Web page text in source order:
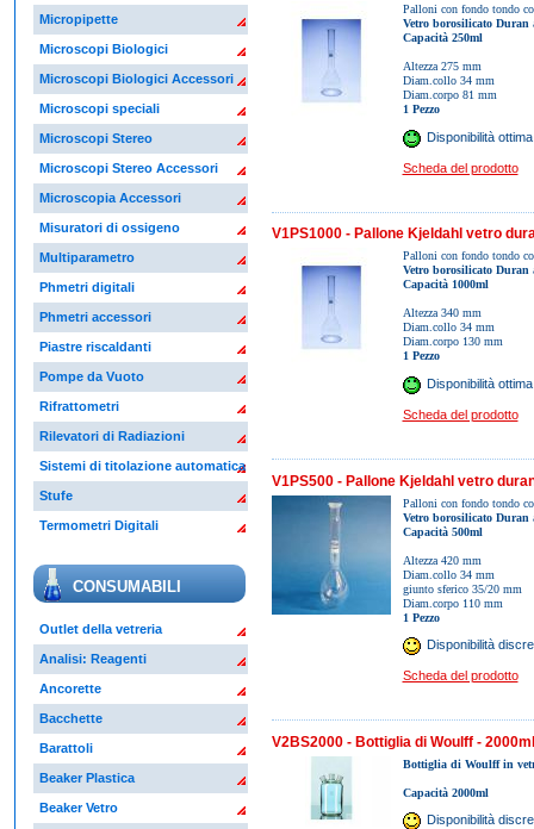
Micropipette
Microscopi Biologici
Microscopi Biologici Accessori
Microscopi speciali
Microscopi Stereo
Microscopi Stereo Accessori
Microscopia Accessori
Misuratori di ossigeno
Multiparametro
Phmetri digitali
Phmetri accessori
Piastre riscaldanti
Pompe da Vuoto
Rifrattometri
Rilevatori di Radiazioni
Sistemi di titolazione automatica
Stufe
Termometri Digitali
CONSUMABILI
Outlet della vetreria
Analisi: Reagenti
Ancorette
Bacchette
Barattoli
Beaker Plastica
Beaker Vetro
Palloni con fondo tondo
Vetro borosilicato Duran
Capacità 250ml
Altezza 275 mm
Diam.collo 34 mm
Diam.corpo 81 mm
1 Pezzo
Disponibilità ottima
Scheda del prodotto
V1PS1000 - Pallone Kjeldahl vetro
Palloni con fondo tondo
Vetro borosilicato Duran
Capacità 1000ml
Altezza 340 mm
Diam.collo 34 mm
Diam.corpo 130 mm
1 Pezzo
Disponibilità ottima
Scheda del prodotto
V1PS500 - Pallone Kjeldahl vetro
Palloni con fondo tondo
Vetro borosilicato Duran
Capacità 500ml
Altezza 420 mm
Diam.collo 34 mm
giunto sferico 35/20 mm
Diam.corpo 110 mm
1 Pezzo
Disponibilità
Scheda del prodotto
V2BS2000 - Bottiglia di Woulff - 2000ml
Bottiglia di Woulff in
Capacità 2000ml
Disponibilità